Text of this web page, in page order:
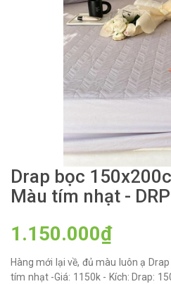
Drap bọc
Màu tím nhạt -
1.150.000₫
Hàng mới lại về, đủ màu luôn ạ
tím nhạt -Giá: 1150k - Kích: Drap: